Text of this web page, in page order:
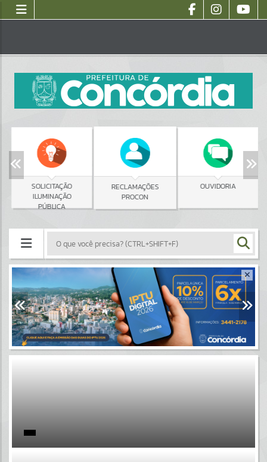
SOLICITAÇÃO
ILUMINAÇÃO
PÚBLICA
RECLAMAÇÕES
PROCON
OUVIDORIA
Portais
Por favor, aguarde...
Por favor, aguarde...